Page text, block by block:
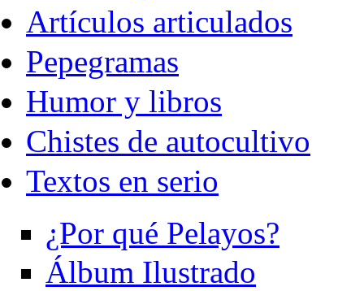
Artículos articulados
Pepegramas
Humor y libros
Chistes de autocultivo
Textos en serio
¿Por qué Pelayos?
Álbum Ilustrado